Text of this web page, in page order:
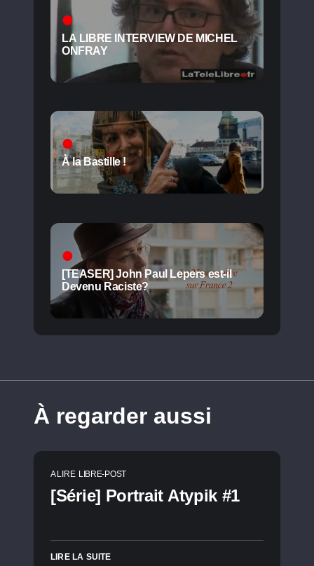
LA LIBRE INTERVIEW DE MICHEL
ONFRAY
À la Bastille !
[TEASER] John Paul Lepers est-il
Devenu Raciste?
À regarder aussi
A LIRE LIBRE-POST
[Série] Portrait Atypik #1
LIRE LA SUITE